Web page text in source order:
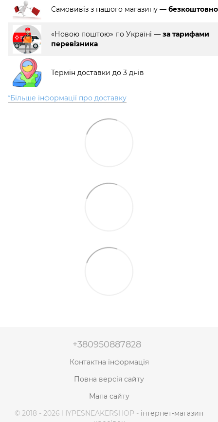
Самовивіз з нашого магазину — безкоштовно
«Новою поштою» по Україні — за тарифами
перевізника
Термін доставки до 3 днів
*Більше інформації про доставку
+380950887828
Контактна інформація
Повна версія сайту
Мапа сайту
© 2018 - 2026 HYPESNEAKERSHOP - інтернет-магазин